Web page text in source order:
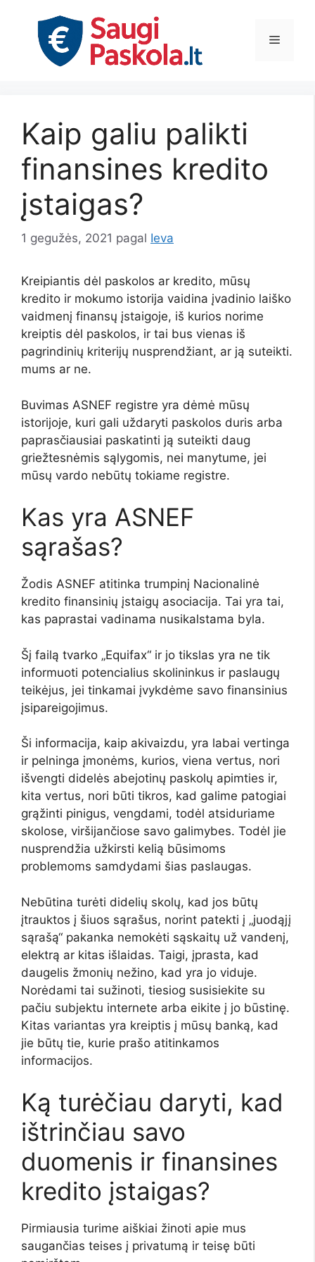
Meniu
Kaip galiu palikti
finansines kredito
įstaigas?
1 gegužės, 2021 pagal Ieva
Kreipiantis dėl paskolos ar kredito, mūsų
kredito ir mokumo istorija vaidina įvadinio laiško
vaidmenį finansų įstaigoje, iš kurios norime
kreiptis dėl paskolos, ir tai bus vienas iš
pagrindinių kriterijų nusprendžiant, ar ją suteikti.
mums ar ne.
Buvimas ASNEF registre yra dėmė mūsų
istorijoje, kuri gali uždaryti paskolos duris arba
paprasčiausiai paskatinti ją suteikti daug
griežtesnėmis sąlygomis, nei manytume, jei
mūsų vardo nebūtų tokiame registre.
Kas yra ASNEF
sąrašas?
Žodis ASNEF atitinka trumpinį Nacionalinė
kredito finansinių įstaigų asociacija. Tai yra tai,
kas paprastai vadinama nusikalstama byla.
Šį failą tvarko „Equifax“ ir jo tikslas yra ne tik
informuoti potencialius skolininkus ir paslaugų
teikėjus, jei tinkamai įvykdėme savo finansinius
įsipareigojimus.
Ši informacija, kaip akivaizdu, yra labai vertinga
ir pelninga įmonėms, kurios, viena vertus, nori
išvengti didelės abejotinų paskolų apimties ir,
kita vertus, nori būti tikros, kad galime patogiai
grąžinti pinigus, vengdami, todėl atsiduriame
skolose, viršijančiose savo galimybes. Todėl jie
nusprendžia užkirsti kelią būsimoms
problemoms samdydami šias paslaugas.
Nebūtina turėti didelių skolų, kad jos būtų
įtrauktos į šiuos sąrašus, norint patekti į „juodąjį
sąrašą“ pakanka nemokėti sąskaitų už vandenį,
elektrą ar kitas išlaidas. Taigi, įprasta, kad
daugelis žmonių nežino, kad yra jo viduje.
Norėdami tai sužinoti, tiesiog susisiekite su
pačiu subjektu internete arba eikite į jo būstinę.
Kitas variantas yra kreiptis į mūsų banką, kad
jie būtų tie, kurie prašo atitinkamos
informacijos.
Ką turėčiau daryti, kad
ištrinčiau savo
duomenis ir finansines
kredito įstaigas?
Pirmiausia turime aiškiai žinoti apie mus
saugančias teises į privatumą ir teisę būti